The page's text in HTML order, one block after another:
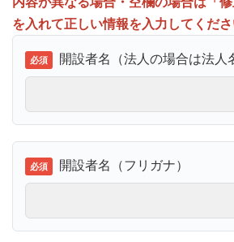
を入れて正しい情報を入力してくださ
開設者名（法人の場合は法人
開設者名（フリガナ）